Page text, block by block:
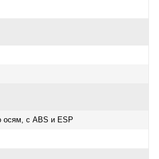
осям, с АВS и ESP